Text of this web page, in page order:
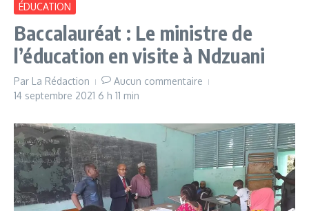
ÉDUCATION
Baccalauréat : Le ministre de
l’éducation en visite à Ndzuani
Par La Rédaction
Aucun commentaire
14 septembre 2021 6 h 11 min